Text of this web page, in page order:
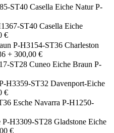
Casella Eiche Natur P-
Casella Eiche
€
Charleston
+ 300,00 €
Cuneo Eiche Braun P-
Davenport-Eiche
€
Esche Navarra P-H1250-
Gladstone Eiche
€